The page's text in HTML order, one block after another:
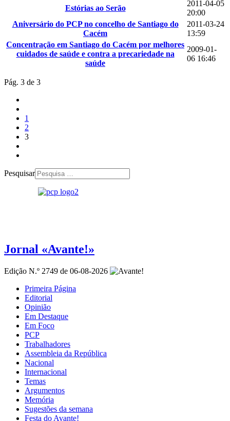
Estórias ao Serão
2011-04-05
20:00
Aniversário do PCP no concelho de Santiago do
Cacém
2011-03-24
13:59
Concentração em Santiago do Cacém por melhores
cuidados de saúde e contra a precariedade na
saúde
2009-01-
06 16:46
Pág. 3 de 3
1
2
3
Pesquisar
Jornal «Avante!»
Edição N.º 2749 de 06-08-2026
Primeira Página
Editorial
Opinião
Em Destaque
Em Foco
PCP
Trabalhadores
Assembleia da República
Nacional
Internacional
Temas
Argumentos
Memória
Sugestões da semana
Festa do Avante!